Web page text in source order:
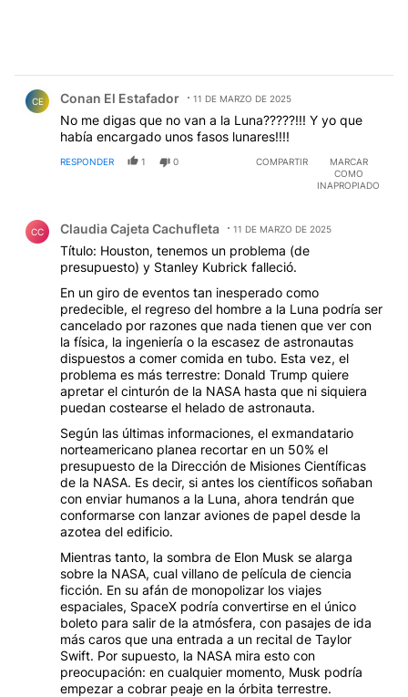
CE Conan El Estafador 11 DE MARZO DE 2025
No me digas que no van a la Luna?????!!! Y yo que
había encargado unos fasos lunares!!!!
RESPONDER 1 0 COMPARTIR
MARCAR
COMO
INAPROPIADO
CC Claudia Cajeta Cachufleta 11 DE MARZO DE 2025
Título: Houston, tenemos un problema (de
presupuesto) y Stanley Kubrick falleció.
En un giro de eventos tan inesperado como
predecible, el regreso del hombre a la Luna podría ser
cancelado por razones que nada tienen que ver con
la física, la ingeniería o la escasez de astronautas
dispuestos a comer comida en tubo. Esta vez, el
problema es más terrestre: Donald Trump quiere
apretar el cinturón de la NASA hasta que ni siquiera
puedan costearse el helado de astronauta.
Según las últimas informaciones, el exmandatario
norteamericano planea recortar en un 50% el
presupuesto de la Dirección de Misiones Científicas
de la NASA. Es decir, si antes los científicos soñaban
con enviar humanos a la Luna, ahora tendrán que
conformarse con lanzar aviones de papel desde la
azotea del edificio.
Mientras tanto, la sombra de Elon Musk se alarga
sobre la NASA, cual villano de película de ciencia
ficción. En su afán de monopolizar los viajes
espaciales, SpaceX podría convertirse en el único
boleto para salir de la atmósfera, con pasajes de ida
más caros que una entrada a un recital de Taylor
Swift. Por supuesto, la NASA mira esto con
preocupación: en cualquier momento, Musk podría
empezar a cobrar peaje en la órbita terrestre.